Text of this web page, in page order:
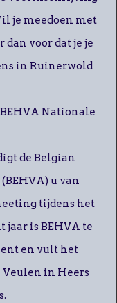
je meedoen met
dan voor dat je je
in Ruinerwold
Nationale
de Belgian
u van
tijdens het
jaar is BEHVA te
en vult het
in Heers